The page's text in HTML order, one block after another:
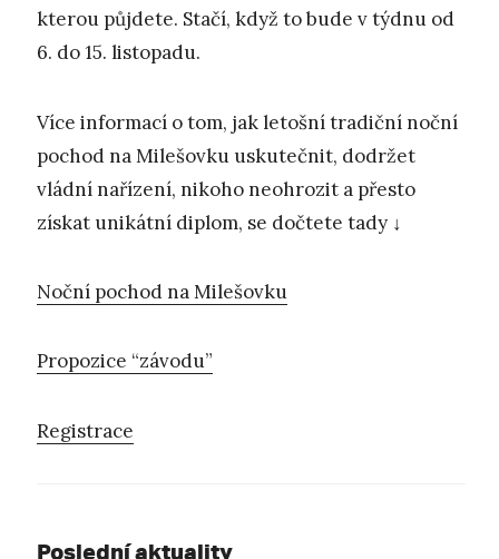
kterou půjdete. Stačí, když to bude v týdnu od
6. do 15. listopadu.
Více informací o tom, jak letošní tradiční noční
pochod na Milešovku uskutečnit, dodržet
vládní nařízení, nikoho neohrozit a přesto
získat unikátní diplom, se dočtete tady ↓
Noční pochod na Milešovku
Propozice “závodu”
Registrace
Poslední aktuality